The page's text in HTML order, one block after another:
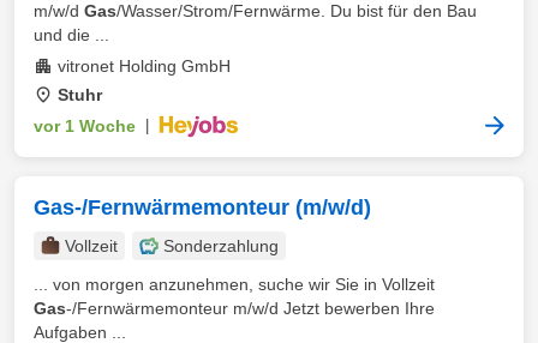
m/w/d Gas/Wasser/Strom/Fernwärme. Du bist für den Bau
und die ...
vitronet Holding GmbH
Stuhr
vor 1 Woche
Gas-/Fernwärmemonteur (m/w/d)
Vollzeit
Sonderzahlung
... von morgen anzunehmen, suche wir Sie in Vollzeit
Gas-/Fernwärmemonteur m/w/d Jetzt bewerben Ihre
Aufgaben ...